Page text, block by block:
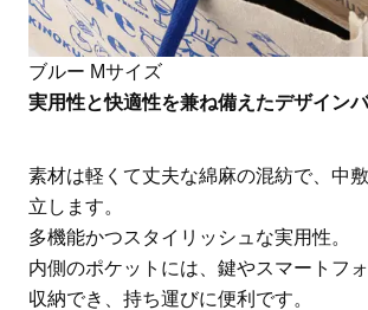
ブルー Mサイズ
実用性と快適性を兼ね備えたデザイン
素材は軽くて丈夫な綿麻の混紡で、中
立します。
多機能かつスタイリッシュな実用性。
内側のポケットには、鍵やスマートフ
収納でき、持ち運びに便利です。